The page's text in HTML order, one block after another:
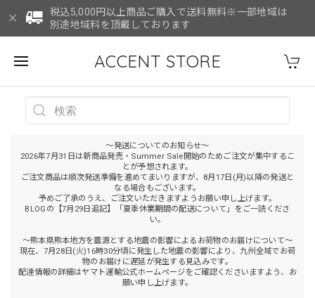
税込5,000円以上商品ご購入で送料無料※一部地域は
別途地域料を頂戴しております
ACCENT STORE
～発送についてのお知らせ～
2026年7月31日は新商品発売・Summer Sale開始のためご注文が集中するこ
とが予想されます。
ご注文商品は順次発送準備を進めてまいりますが、8月17日(月)以降の発送と
なる場合もございます。
予めご了承のうえ、ご注文いただきますようお願い申し上げます。
BLOGの【7月29日追記】「夏季休業期間の配送について」をご一読くださ
い。
～熊本県熊本地方を震源とする地震の影響によるお荷物のお届けについて～
現在、7月28日(火)16時30分頃に発生した地震の影響により、九州全域でお荷
物のお届けに遅延が発生する見込みです。
配達情報の詳細はヤマト運輸公式ホームページをご確認くださいますよう、お
願い申し上げます。